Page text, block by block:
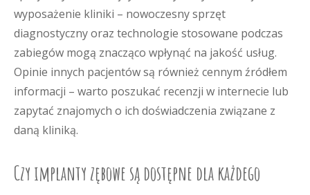
wyposażenie kliniki – nowoczesny sprzęt
diagnostyczny oraz technologie stosowane podczas
zabiegów mogą znacząco wpłynąć na jakość usług.
Opinie innych pacjentów są również cennym źródłem
informacji – warto poszukać recenzji w internecie lub
zapytać znajomych o ich doświadczenia związane z
daną kliniką.
Czy implanty zębowe są dostępne dla każdego